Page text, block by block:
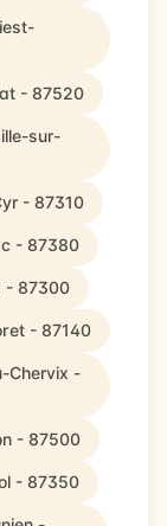
- 87520
sur-
- 87310
- 87380
- 87300
- 87140
Chervix -
- 87500
- 87350